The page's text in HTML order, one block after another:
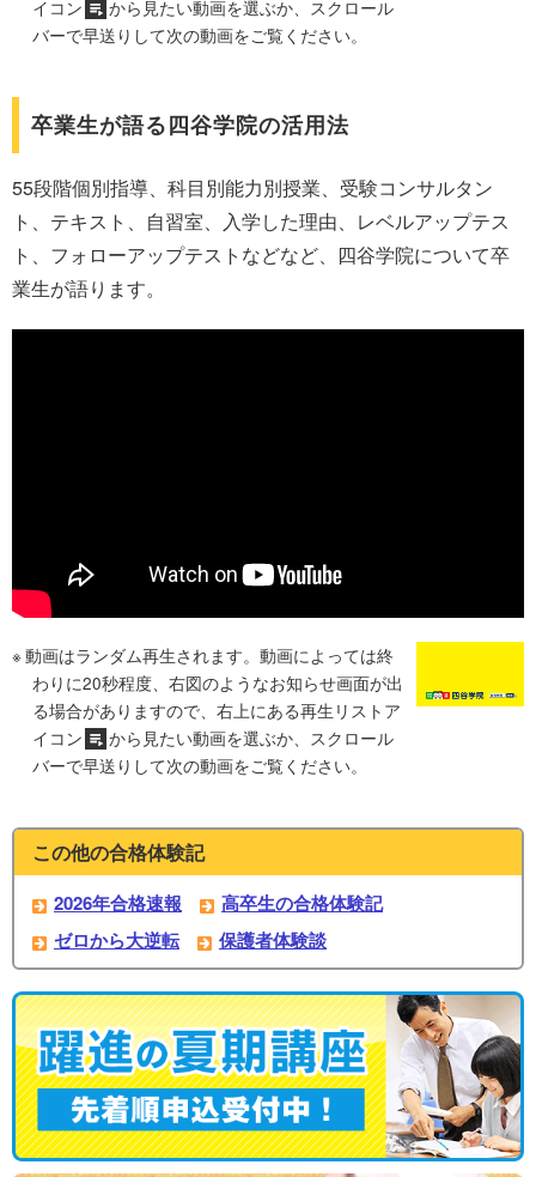
イコン
から見たい動画を選ぶか、スクロール
バーで早送りして次の動画をご覧ください。
卒業生が語る四谷学院の活用法
55段階個別指導、科目別能力別授業、受験コンサルタン
ト、テキスト、自習室、入学した理由、レベルアップテス
ト、フォローアップテストなどなど、四谷学院について卒
業生が語ります。
動画はランダム再生されます。動画によっては終
わりに20秒程度、右図のようなお知らせ画面が出
る場合がありますので、右上にある再生リストア
イコン
から見たい動画を選ぶか、スクロール
バーで早送りして次の動画をご覧ください。
この他の合格体験記
2026年合格速報
高卒生の合格体験記
ゼロから大逆転
保護者体験談